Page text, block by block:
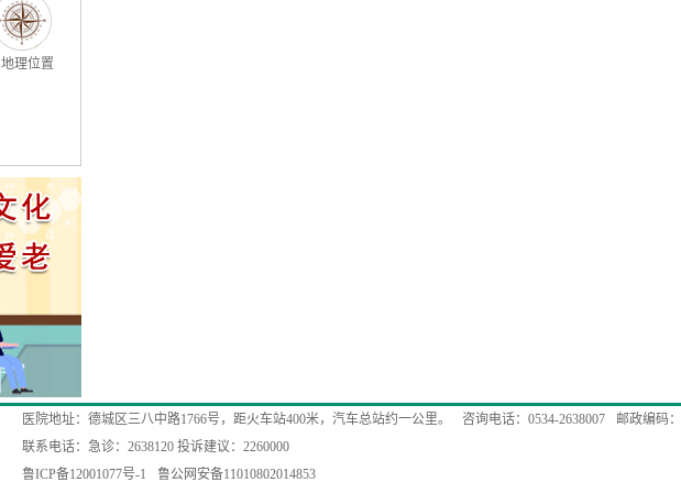
地理位置
医院地址：德城区三八中路1766号，距火车站400米，汽车总站约一公里。 咨询电话：0534-2638007
邮政编码
联系电话：急诊：2638120 投诉建议：2260000
鲁ICP备12001077号-1
鲁公网安备11010802014853